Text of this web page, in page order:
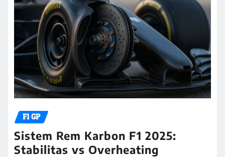
F1 GP
Sistem Rem Karbon F1 2025:
Stabilitas vs Overheating